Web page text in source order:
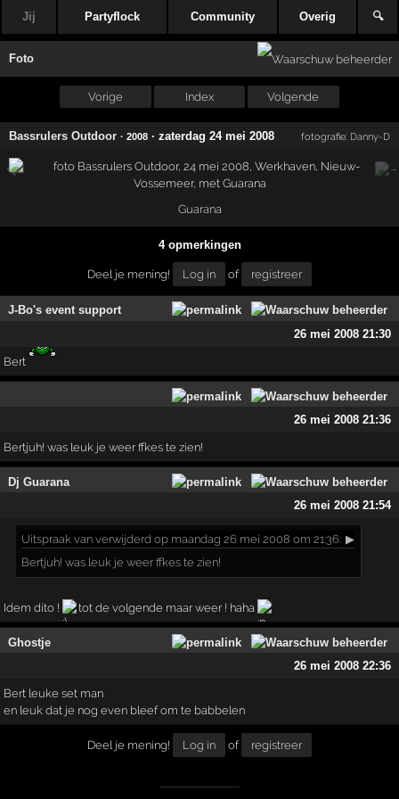
Jij Partyflock Community Overig 🔍
Foto
Vorige Index Volgende
Bassrulers Outdoor · 2008 ·zaterdag 24 mei 2008 fotografie: Danny-D
Guarana
4 opmerkingen
Deel je mening! Log in of registreer
J-Bo's event support
26 mei 2008 21:30
Bert
26 mei 2008 21:36
Bertjuh! was leuk je weer ffkes te zien!
Dj Guarana
26 mei 2008 21:54
Uitspraak van verwijderd op maandag 26 mei 2008 om 21:36: ▶
Bertjuh! was leuk je weer ffkes te zien!
Idem dito ! tot de volgende maar weer ! haha
Ghostje
26 mei 2008 22:36
Bert leuke set man
en leuk dat je nog even bleef om te babbelen
Deel je mening! Log in of registreer